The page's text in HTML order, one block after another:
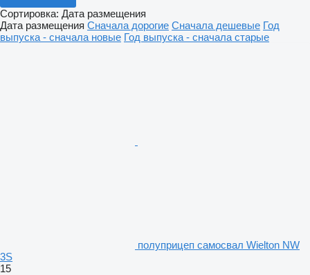
Сортировка: Дата размещения
Дата размещения Сначала дорогие Сначала дешевые Год
выпуска - сначала новые Год выпуска - сначала старые
полуприцеп самосвал Wielton NW
3S
15